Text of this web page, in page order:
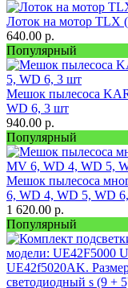
Лоток на мотор TLX
640.00 р.
Популярный
Мешок пылесоса
WD 6, 3 шт
940.00 р.
Популярный
Мешок пылесоса
6, WD 4, WD 5, WD
1 620.00 р.
Популярный